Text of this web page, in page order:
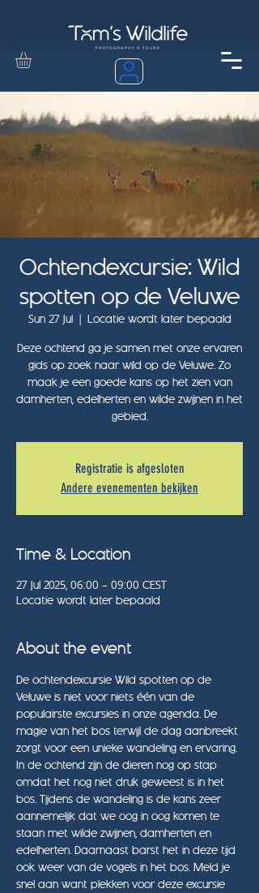
Ochtendexcursie: Wild
spotten op de Veluwe
Sun 27 Jul
  |
Locatie wordt later bepaald
Deze ochtend ga je samen met onze ervaren
gids op zoek naar wild op de Veluwe. Zo
maak je een goede kans op het zien van
damherten, edelherten en wilde zwijnen in het
gebied.
Registratie is afgesloten
Andere evenementen bekijken
Time & Location
27 Jul 2025, 06:00 – 09:00 CEST
Locatie wordt later bepaald
About the event
De ochtendexcursie Wild spotten op de
Veluwe is niet voor niets één van de
populairste excursies in onze agenda. De
magie van het bos terwijl de dag aanbreekt
zorgt voor een unieke wandeling en ervaring.
In de ochtend zijn de dieren nog op stap
omdat het nog niet druk geweest is in het
bos. Tijdens de wandeling is de kans zeer
aannemelijk dat we oog in oog komen te
staan met wilde zwijnen, damherten en
edelherten. Daarnaast barst het in deze tijd
ook weer van de vogels in het bos. Meld je
snel aan want plekken voor deze excursie